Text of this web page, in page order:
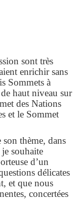
sont très
enrichir sans
Sommets à
haut niveau sur
des Nations
et le Sommet
thème, dans
souhaite
d’un
délicates
et que nous
concertées